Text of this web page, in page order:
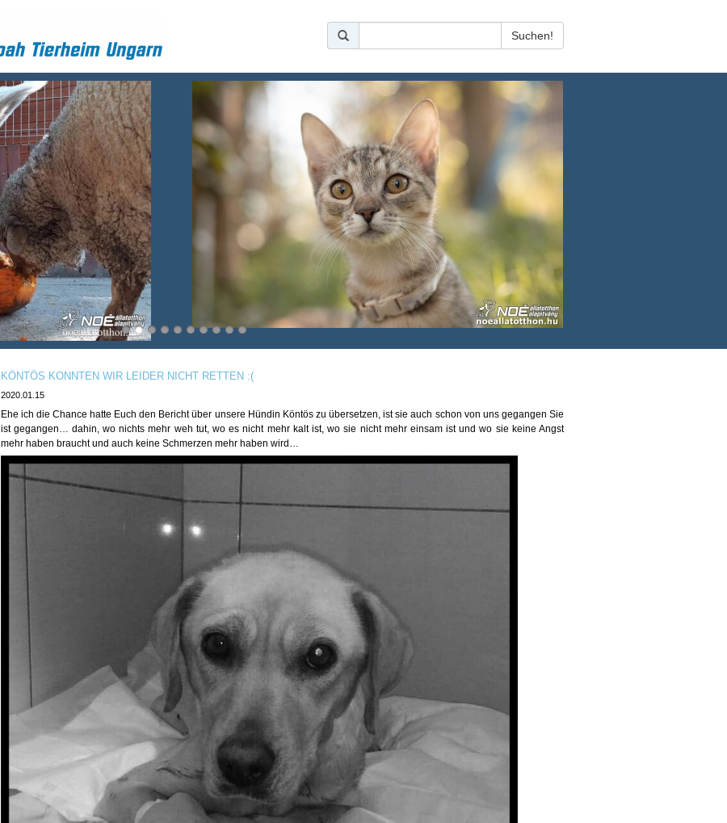
KÖNTÖS KONNTEN WIR LEIDER NICHT RETTEN :(
2020.01.15
Ehe ich die Chance hatte Euch den Bericht über unsere Hündin Köntös zu übersetzen, ist sie auch schon von uns gegangen Sie
ist gegangen… dahin, wo nichts mehr weh tut, wo es nicht mehr kalt ist, wo sie nicht mehr einsam ist und wo sie keine Angst
mehr haben braucht und auch keine Schmerzen mehr haben wird…